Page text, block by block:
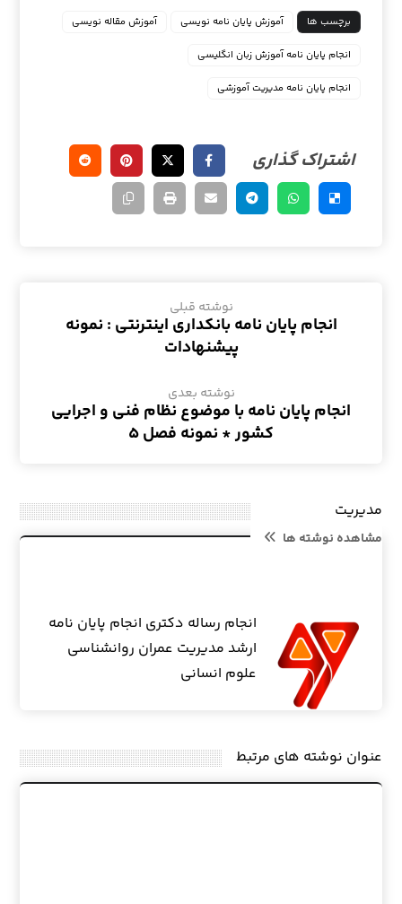
برچسب ها آموزش پایان نامه نویسی آموزش مقاله نویسی
انجام پایان نامه آموزش زبان انگلیسی
انجام پایان نامه مدیریت آموزشی
نوشته قبلی
انجام پایان نامه بانکداری اینترنتی : نمونه
پیشنهادات
نوشته بعدی
انجام پایان نامه با موضوع نظام فنی و اجرایی
کشور * نمونه فصل ۵
مدیریت
مشاهده نوشته ها
انجام رساله دکتری انجام پایان نامه
ارشد مدیریت عمران روانشناسی
علوم انسانی
عنوان ‫نوشته های مرتبط